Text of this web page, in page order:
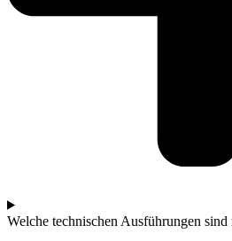
Welche technischen Ausführungen sind